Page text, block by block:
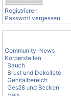
Registrieren
Passwort vergessen
Community-News
Körperstellen
Bauch
Brust und Dekolleté
Genitalbereich
Gesäß und Becken